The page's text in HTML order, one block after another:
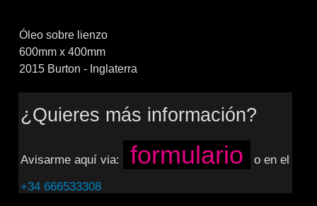
Óleo sobre lienzo
600mm x 400mm
2015 Burton - Inglaterra
¿Quieres más información?
Avisarme aquí via: formulario
o en el
+34 666533308